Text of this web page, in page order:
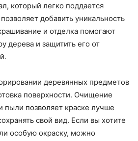
который легко поддается
добавить уникальность
и отделка помогают
дерева и защитить его от
деревянных предметов
поверхности. Очищение
пыли позволяет краске лучше
свой вид. Если вы хотите
особую окраску, можно